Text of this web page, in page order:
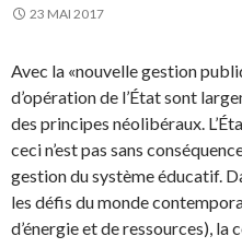
23 MAI 2017
Avec la «nouvelle gestion
d’opération de l’État sont
des principes néolibéraux.
ceci n’est pas sans
gestion du système éducatif.
les défis du monde
d’énergie et de ressources), la